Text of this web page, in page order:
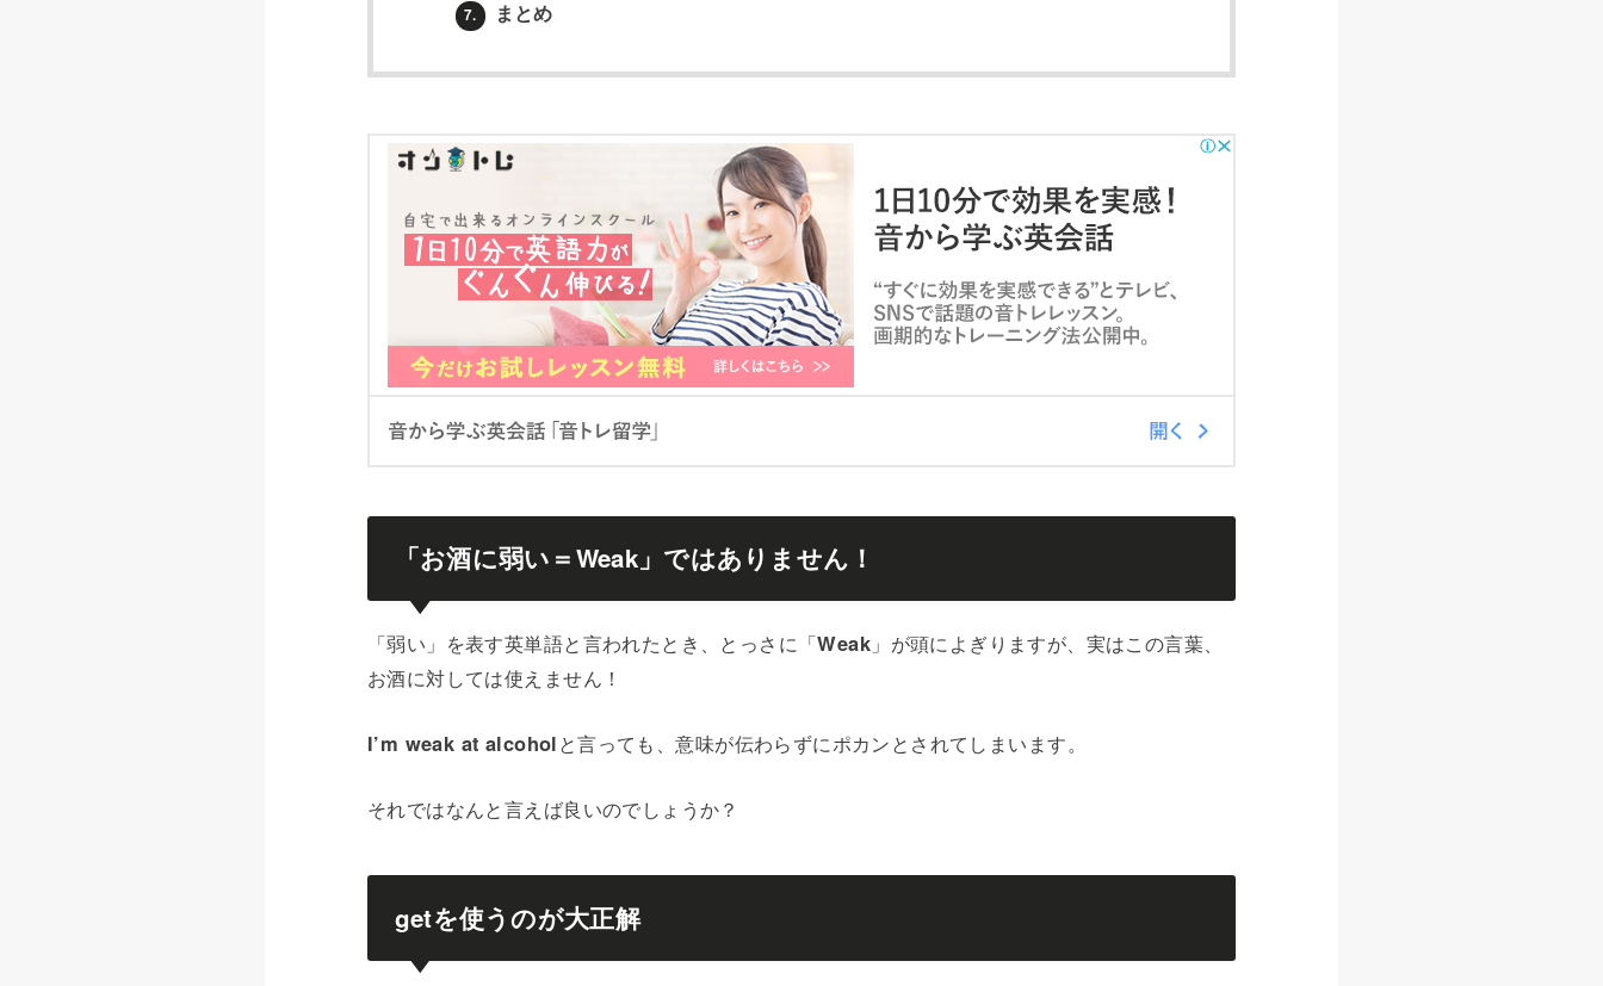
7. まとめ
「お酒に弱い＝Weak」ではありません！
「弱い」を表す英単語と言われたとき、とっさに「Weak 」が頭によぎりますが、実はこの言葉、
お酒に対しては使えません！
I’m weak at alcoholと言っても、意味が伝わらずにポカンとされてしまいます。
それではなんと言えば良いのでしょうか？
getを使うのが大正解